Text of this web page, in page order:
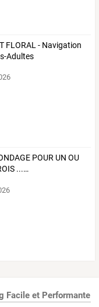
FLORAL - Navigation
Adultes
POUR UN OU
...…
Facile et Performante